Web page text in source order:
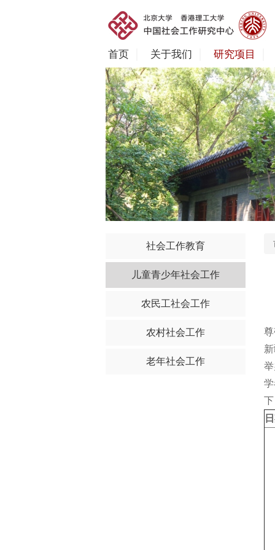
首页 关于我们 研究项目
社会工作教育
儿童青少年社会工作
农民工社会工作
农村社会工作
老年社会工作